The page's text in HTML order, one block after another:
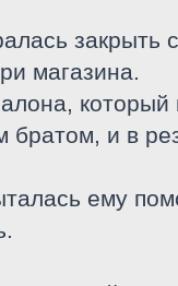
закрыть
магазина.
и в
ему